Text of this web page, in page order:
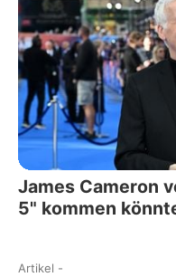
James Cameron
5" kommen
Artikel -